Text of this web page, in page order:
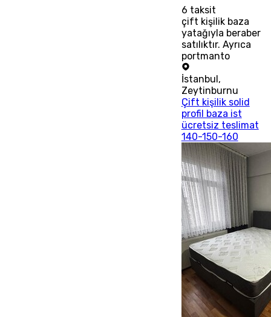
6 taksit
çift kişilik baza
yatağıyla beraber
satılıktır. Ayrıca
portmanto
İstanbul ,
Zeytinburnu
Çift kişilik solid
profil baza ist
ücretsiz teslimat
140-150-160